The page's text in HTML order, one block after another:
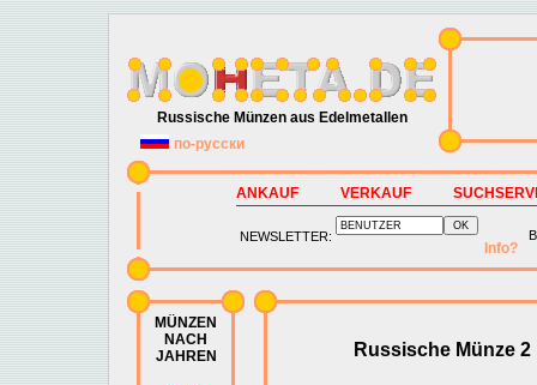
Russische Münzen aus Edelmetallen
по-русски
ANKAUF VERKAUF
NEWSLETTER:
Info?
MÜNZEN
NACH
JAHREN
Russische Münze